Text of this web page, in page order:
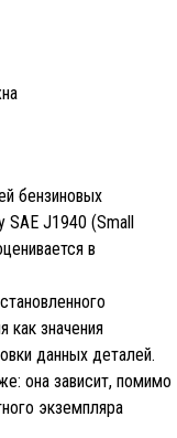
бензиновых
SAE J1940 (Small
в
как значения
данных деталей.
она зависит, помимо
экземпляра